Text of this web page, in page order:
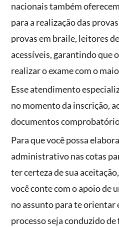
nacionais também
para a realização das
provas em braile, leitores
acessíveis, garantindo que
realizar o exame com o
Esse atendimento
no momento da inscrição,
documentos
Para que você possa
administrativo nas cotas
ter certeza de sua
você conte com o apoio de
no assunto para te orientar
processo seja conduzido